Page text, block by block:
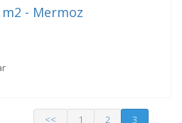
- Mermoz
<< 1 2 3